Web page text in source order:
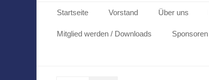
Primäres Menü
Inhalt
springen
Startseite Vorstand Über uns
Mitglied werden / Downloads Sponsoren